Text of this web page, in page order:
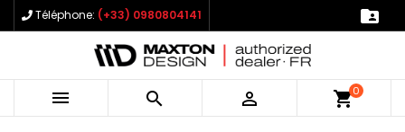
Téléphone: (+33) 0980804141 
   shopping_cart0